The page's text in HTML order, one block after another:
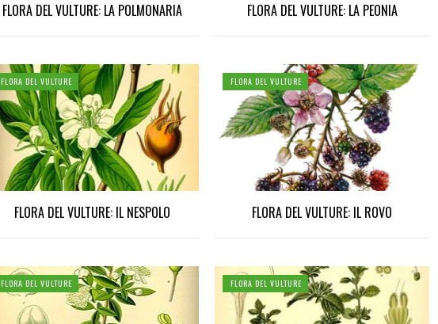
FLORA DEL VULTURE: LA POLMONARIA FLORA DEL VULTURE: LA PEONIA
FLORA DEL VULTURE
FLORA DEL VULTURE: IL NESPOLO
FLORA DEL VULTURE
FLORA DEL VULTURE: IL ROVO
FLORA DEL VULTURE FLORA DEL VULTURE